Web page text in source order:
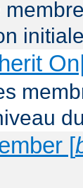
initiale
[